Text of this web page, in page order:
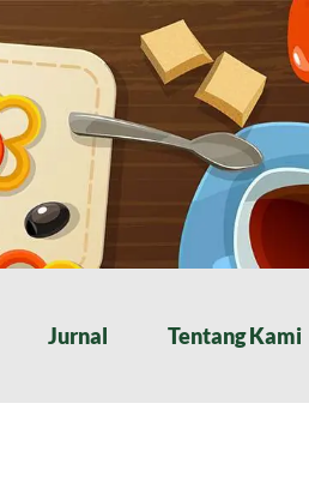
Jurnal Tentang Kami